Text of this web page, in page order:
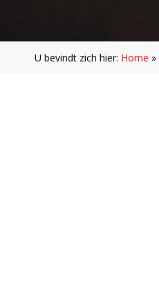
U bevindt zich hier: Home »